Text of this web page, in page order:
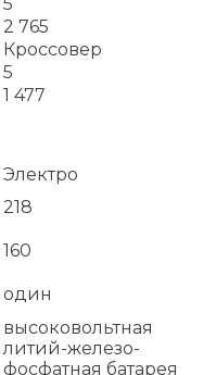
2 765
Кроссовер
5
1 477
Электро
218
160
один
высоковольтная
литий-железо-
фосфатная батарея